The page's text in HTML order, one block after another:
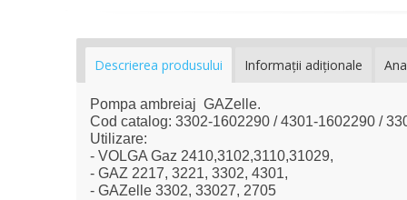
Descrierea produsului Informaţii adiţionale
Pompa ambreiaj GAZelle.
Cod catalog: 3302-1602290 / 4301-1602290 /
Utilizare:
- VOLGA Gaz 2410,3102,3110,31029,
- GAZ 2217, 3221, 3302, 4301,
- GAZelle 3302, 33027, 2705